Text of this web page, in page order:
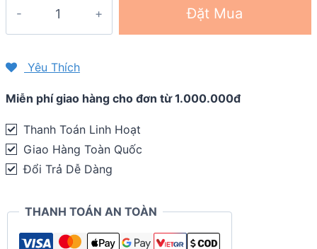
bắp:
roller
FIRM
+
Roller
Massage
Đặt Mua
Yêu Thích
Miễn phí giao hàng cho đơn từ 1.000.000đ
Thanh Toán Linh Hoạt
Giao Hàng Toàn Quốc
Đổi Trả Dễ Dàng
THANH TOÁN AN TOÀN